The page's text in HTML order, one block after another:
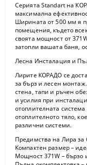
Серията Standart на
максимална
Ширината от 500 мм я
помещения, където
своята мощност от371
затопли вашата баня,
Лесна Инсталация и
Лирите КОРАДО се
за бърз и лесен
стена, тапи и ръчен
и усилия при
отоплителната
отоплителното тяло,
различни системи.
Предимства на Лира за
Компактен размер–
Мощност 371W – бързо